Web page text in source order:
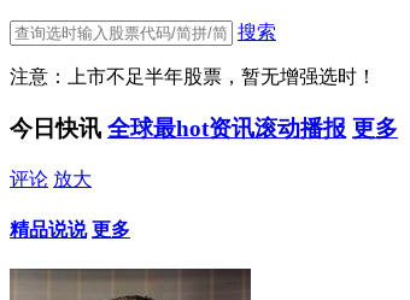
搜索
注意：上市不足半年股票，暂无增强选时！
今日快讯 全球最hot资讯滚动播报 更多
评论 放大
精品说说 更多